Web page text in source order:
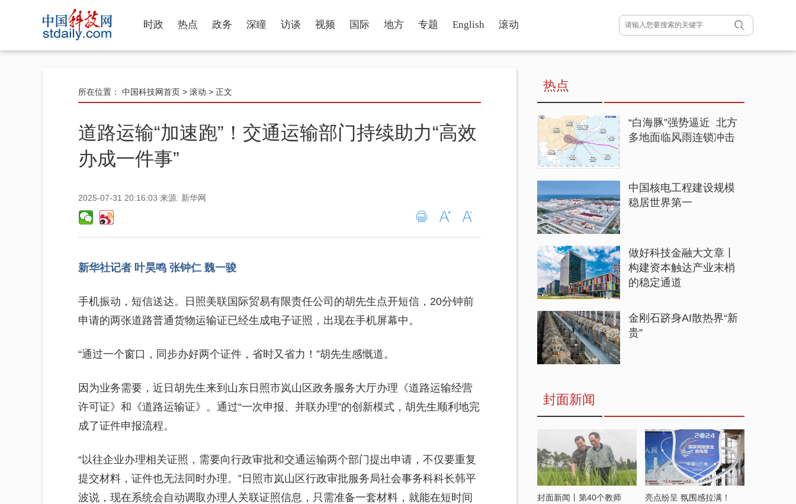
时政 热点 政务 深瞳 访谈 视频 国际 地方 专题 English 滚动
所在位置： 中国科技网首页 > 滚动 > 正文
道路运输“加速跑”！交通运输部门持续助力“高效
办成一件事”
2025-07-31 20:16:03 来源: 新华网
新华社记者 叶昊鸣 张钟仁 魏一骏
手机振动，短信送达。日照美联国际贸易有限责任公司的胡先生点开短信，20分钟前
申请的两张道路普通货物运输证已经生成电子证照，出现在手机屏幕中。
“通过一个窗口，同步办好两个证件，省时又省力！”胡先生感慨道。
因为业务需要，近日胡先生来到山东日照市岚山区政务服务大厅办理《道路运输经营
许可证》和《道路运输证》。通过“一次申报、并联办理”的创新模式，胡先生顺利地完
成了证件申报流程。
“以往企业办理相关证照，需要向行政审批和交通运输两个部门提出申请，不仅要重复
提交材料，证件也无法同时办理。”日照市岚山区行政审批服务局社会事务科科长韩平
波说，现在系统会自动调取办理人关联证照信息，只需准备一套材料，就能在短时间
热点
“白海豚”强势逼近 北方
多地面临风雨连锁冲击
中国核电工程建设规模
稳居世界第一
做好科技金融大文章丨
构建资本触达产业末梢
的稳定通道
金刚石跻身AI散热界“新
贵”
封面新闻
封面新闻丨第40个教师
亮点纷呈 氛围感拉满！